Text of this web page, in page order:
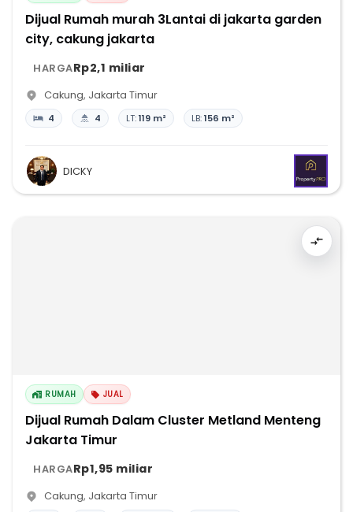
Dijual Rumah murah 3Lantai di jakarta garden
city, cakung jakarta
HARGARp2,1 miliar
Cakung, Jakarta Timur
4 4 LT:119 m² LB:156 m²
DICKY
RUMAH JUAL
Dijual Rumah Dalam Cluster Metland Menteng
Jakarta Timur
HARGARp1,95 miliar
Cakung, Jakarta Timur